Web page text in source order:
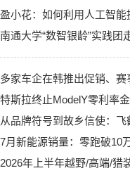
盈小花：如何利用人工智
南通大学“数智银龄”实践
多家车企在韩推出促销、赛
特斯拉终止ModelY零利率
从品牌符号到故乡信使：
7月新能源销量：零跑破10
2026年上半年越野/高端/猎